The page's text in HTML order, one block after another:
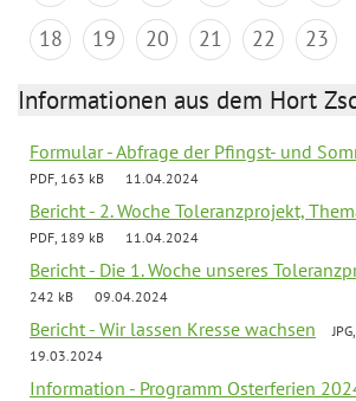
18
19 20 21 22 23
Informationen aus dem Hort
Formular - Abfrage der Pfingst- und
PDF, 163 kB 11.04.2024
Bericht - 2. Woche Toleranzprojekt,
PDF, 189 kB 11.04.2024
Bericht - Die 1. Woche unseres
242 kB
09.04.2024
Bericht - Wir lassen Kresse wachsen
19.03.2024
Information - Programm Osterferien